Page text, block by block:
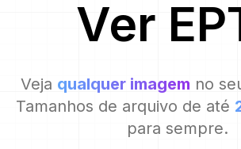
Ver
Veja qualquer imagem no
Tamanhos de arquivo de até
para sempre.